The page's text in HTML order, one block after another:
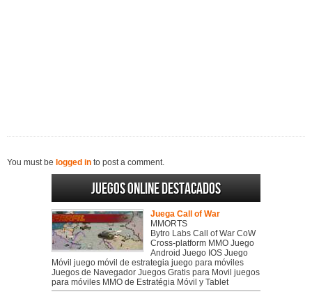
You must be logged in to post a comment.
Juegos online destacados
Juega Call of War
MMORTS
Bytro Labs Call of War CoW
Cross-platform MMO Juego
Android Juego IOS Juego
Móvil juego móvil de estrategia juego para móviles
Juegos de Navegador Juegos Gratis para Movil juegos
para móviles MMO de Estratégia Móvil y Tablet